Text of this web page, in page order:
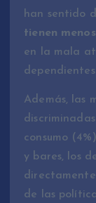
han sentido
tienen
en la mala
dependientes.
Además, las
consumo
y bares, los
de las